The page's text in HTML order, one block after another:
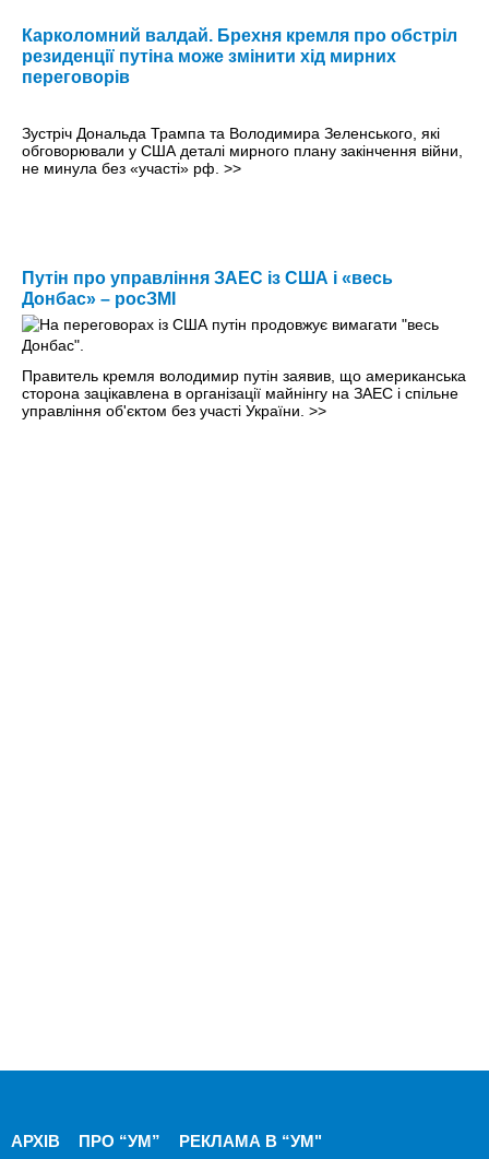
Карколомний валдай. Брехня кремля про обстріл
резиденції путіна може змінити хід мирних
переговорів
Зустріч Дональда Трампа та Володимира Зеленського, які
обговорювали у США деталі мирного плану закінчення війни,
не минула без «участі» рф. >>
Путін про управління ЗАЕС із США і «весь
Донбас» – росЗМІ
Правитель кремля володимир путін заявив, що американська
сторона зацікавлена в організації майнінгу на ЗАЕС і спільне
управління об'єктом без участі України. >>
АРХІВ ПРО “УМ” РЕКЛАМА В “УМ"